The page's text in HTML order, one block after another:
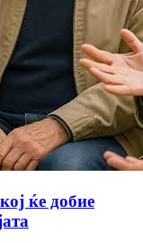
ќе добие